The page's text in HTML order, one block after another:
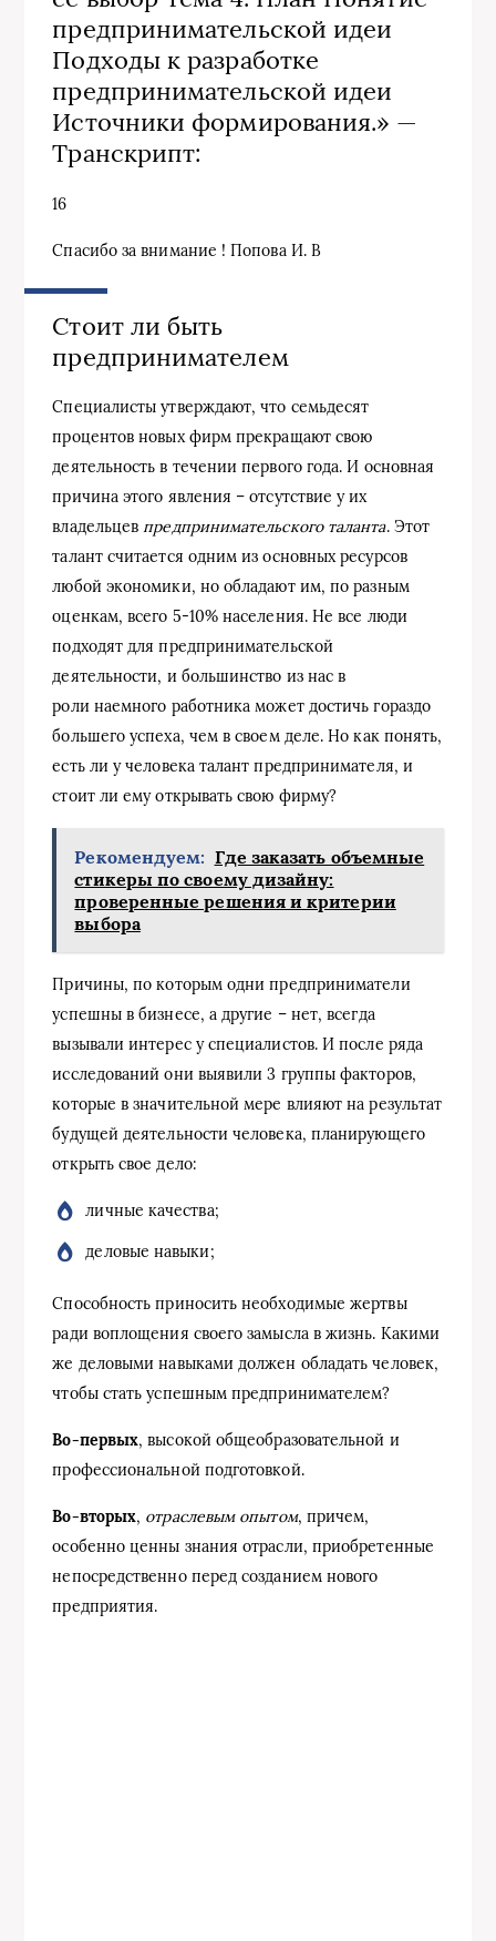
предпринимательской идеи
Подходы к разработке
предпринимательской идеи
Источники формирования.» —
Транскрипт:
16
Спасибо за внимание ! Попова И. В
Стоит ли быть
предпринимателем
Специалисты утверждают, что семьдесят
процентов новых фирм прекращают свою
деятельность в течении первого года. И основная
причина этого явления – отсутствие у их
владельцевпредпринимательского таланта. Этот
талант считается одним из основных ресурсов
любой экономики, но обладают им, по разным
оценкам, всего 5-10% населения. Не все люди
подходят для предпринимательской
деятельности, и большинство из нас в
роли наемного работника может достичь гораздо
большего успеха, чем в своем деле. Но как понять,
есть ли у человека талант предпринимателя, и
стоит ли ему открывать свою фирму?
Рекомендуем: Где заказать объемные
стикеры по своему дизайну:
проверенные решения и критерии
выбора
Причины, по которым одни предприниматели
успешны в бизнесе, а другие – нет, всегда
вызывали интерес у специалистов. И после ряда
исследований они выявили 3 группы факторов,
которые в значительной мере влияют на результат
будущей деятельности человека, планирующего
открыть свое дело:
личные качества;
деловые навыки;
Способность приносить необходимые жертвы
ради воплощения своего замысла в жизнь. Какими
же деловыми навыками должен обладать человек,
чтобы стать успешным предпринимателем?
Во-первых, высокой общеобразовательной и
профессиональной подготовкой.
Во-вторых, отраслевым опытом, причем,
особенно ценны знания отрасли, приобретенные
непосредственно перед созданием нового
предприятия.